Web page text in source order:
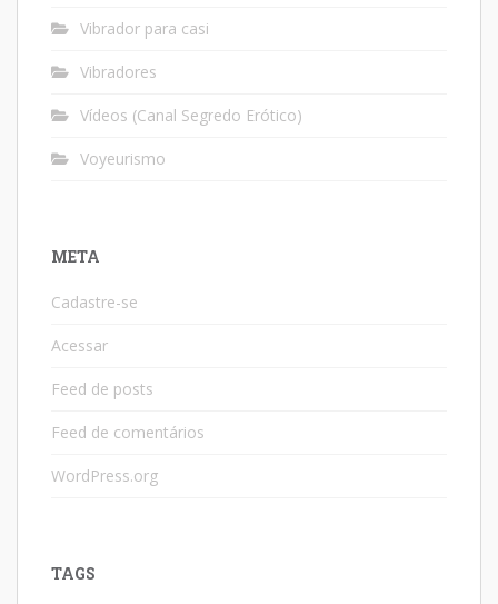
Vibrador para casi
Vibradores
Vídeos (Canal Segredo Erótico)
Voyeurismo
META
Cadastre-se
Acessar
Feed de posts
Feed de comentários
WordPress.org
TAGS